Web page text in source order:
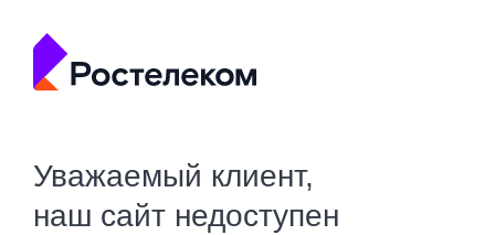
Уважаемый клиент,
наш сайт недоступен